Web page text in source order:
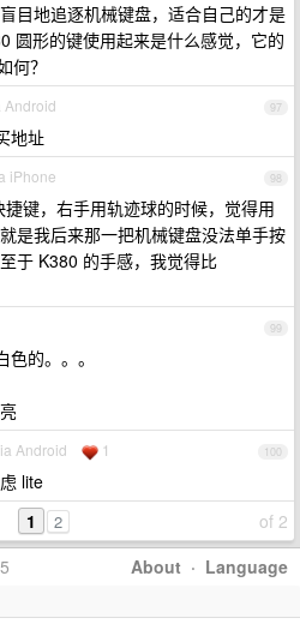
目地追逐机械键盘，适合自己的才是
圆形的键使用起来是什么感觉，它的
何？
97
Android
地址
98
iPhone
键，右手用轨迹球的时候，觉得用
是我后来那一把机械键盘没法单手按
于 K380 的手感，我觉得比
99
的。。。
100
Android 1
lite
of 2
1 2
About · Language